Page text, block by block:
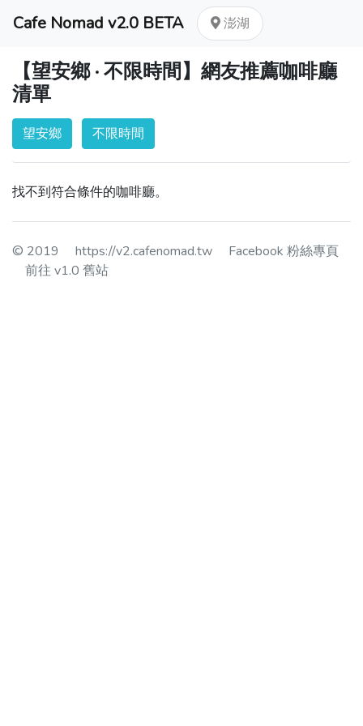
Cafe Nomad v2.0 BETA 澎湖
【望安鄉 · 不限時間】網友推薦咖啡廳
清單
望安鄉 不限時間
找不到符合條件的咖啡廳。
© 2019 https://v2.cafenomad.tw
Facebook 粉絲專頁
前往 v1.0 舊站